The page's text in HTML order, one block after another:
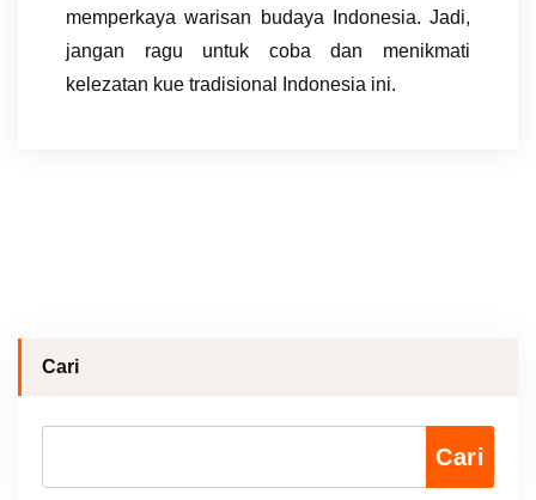
memperkaya warisan budaya Indonesia. Jadi,
jangan ragu untuk coba dan menikmati
kelezatan kue tradisional Indonesia ini.
Cari
Cari